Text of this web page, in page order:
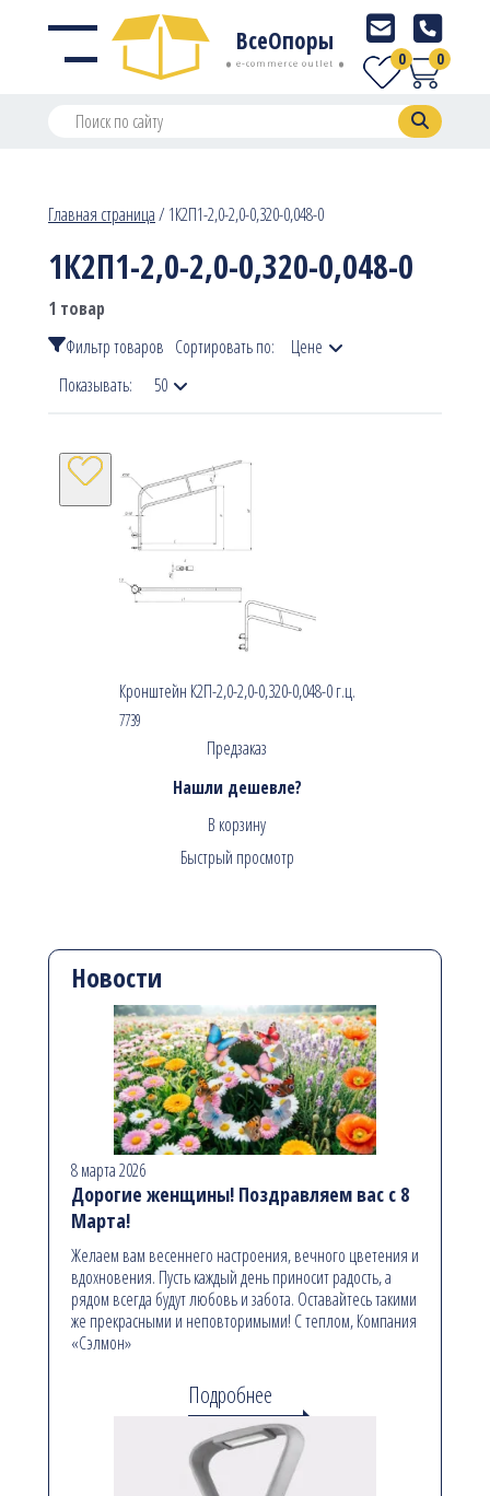
ВсеОпоры
e-commerce outlet 0
0
Главная страница/1К2П1-2,0-2,0-0,320-0,048-0
1К2П1-2,0-2,0-0,320-0,048-0
1 товар
Фильтр товаров Сортировать по:
Цене
Показывать:
50
Кронштейн К2П-2,0-2,0-0,320-0,048-0 г.ц.
7739
Предзаказ
Нашли дешевле?
В корзину
Быстрый просмотр
Новости
8 марта 2026
Дорогие женщины! Поздравляем вас с 8
Марта!
Желаем вам весеннего настроения, вечного цветения и
вдохновения. Пусть каждый день приносит радость, а
рядом всегда будут любовь и забота. Оставайтесь такими
же прекрасными и неповторимыми! С теплом, Компания
«Сэлмон»
Подробнее